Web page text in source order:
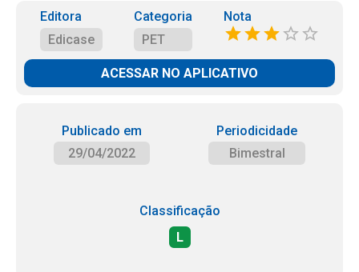
Editora
Edicase
Categoria
PET
Nota
ACESSAR NO APLICATIVO
Publicado em
29/04/2022
Periodicidade
Bimestral
Classificação
L